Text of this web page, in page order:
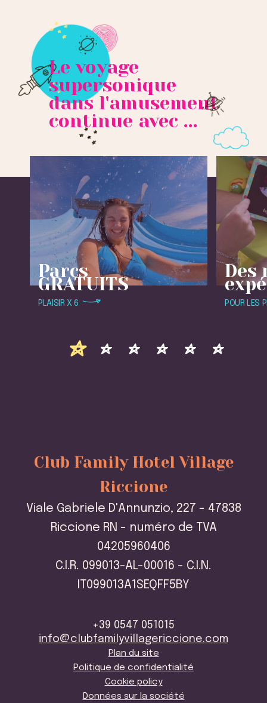
Le voyage
supersonique
dans l'amusement
continue avec ...
Parcs
GRATUITS
PLAISIR X 6
Des
POUR LES
Club Family Hotel Village
Riccione
Viale Gabriele D'Annunzio, 227 - 47838
Riccione RN - numéro de TVA
04205960406
C.I.R. 099013-AL-00016 - C.I.N.
IT099013A1SEQFF5BY
+39 0547 051015
info@clubfamilyvillagericcione.com
Plan du site
Politique de confidentialité
Cookie policy
Données sur la société